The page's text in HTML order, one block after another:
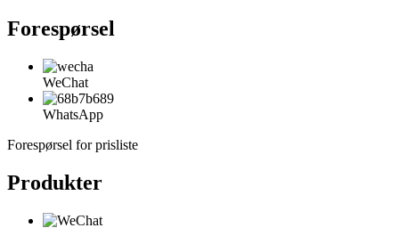
Forespørsel
WeChat
WhatsApp
Forespørsel for prisliste
Produkter